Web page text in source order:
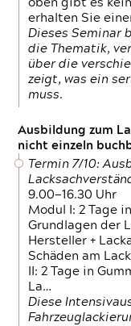
oben gibt es
erhalten Sie
Dieses Seminar
die Thematik,
über die
zeigt, was ein
muss.
Ausbildung zum
nicht einzeln
Termin 7/10:
9.00—16.30 Uhr
Modul I: 2 Tage
Grundlagen der
Hersteller +
Schäden am
II: 2 Tage in
La…
Diese